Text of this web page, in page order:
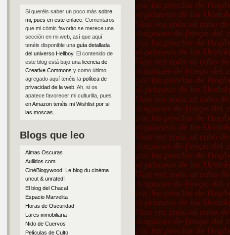
Si queréis saber un poco más sobre
mi, pues en este enlace. Comentaros
que mi cómic favorito se merece una
sección en mi web, así que aquí
tenéis disponible una guía detallada
del universo Hellboy. El contenido de
este blog está bajo una licencia de
Creative Commons y como último
agregado aquí tenéis la política de
privacidad de la web. Ah, si os
apatece favorecer mi culturilla, pues
en Amazon tenéis mi Wishlist por si
las moscas
Blogs que leo
Almas Oscuras
Aullidos.com
CinéBlogywood. Le blog du cinéma
uncut & unrated!
El blog del Chacal
Espacio Marvelita
Horas de Oscuridad
Lares inmobiliaria
Nido de Cuervos
Películas de Culto